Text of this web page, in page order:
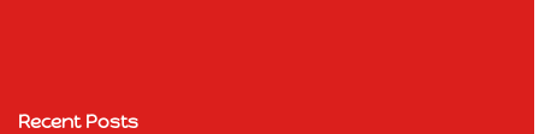
Recent Posts